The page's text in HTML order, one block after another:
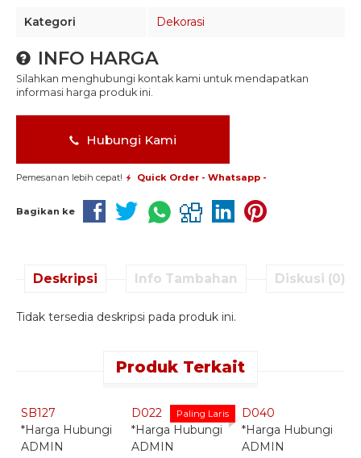
Kategori Dekorasi
INFO HARGA
Silahkan menghubungi kontak kami untuk mendapatkan
informasi harga produk ini.
Hubungi Kami
Pemesanan lebih cepat! Quick Order - Whatsapp -
Bagikan ke
Deskripsi Info Tambahan Diskusi (0)
Tidak tersedia deskripsi pada produk ini.
Produk Terkait
SB127
*Harga Hubungi
ADMIN
Quick Order -
Paling Laris
D022
*Harga Hubungi
ADMIN
D040
*Harga Hubungi
ADMIN